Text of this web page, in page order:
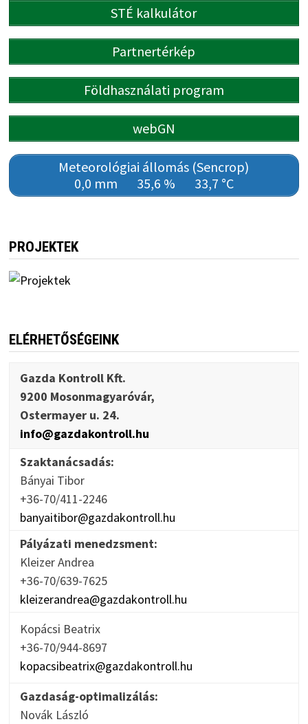
STÉ kalkulátor
Partnertérkép
Földhasználati program
webGN
Meteorológiai állomás (Sencrop)
0,0 mm
35,6 % 33,7 °C
PROJEKTEK
ELÉRHETŐSÉGEINK
Gazda Kontroll Kft.
9200 Mosonmagyaróvár,
Ostermayer u. 24.
info@gazdakontroll.hu
Szaktanácsadás:
Bányai Tibor
+36-70/411-2246
banyaitibor@gazdakontroll.hu
Pályázati menedzsment:
Kleizer Andrea
+36-70/639-7625
kleizerandrea@gazdakontroll.hu
Kopácsi Beatrix
+36-70/944-8697
kopacsibeatrix@gazdakontroll.hu
Gazdaság-optimalizálás:
Novák László